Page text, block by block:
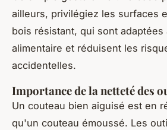
ailleurs, privilégiez les surfaces
bois résistant, qui sont adaptées
alimentaire et réduisent les
accidentelles.
Importance de la netteté des
Un couteau bien aiguisé est en
qu'un couteau émoussé. Les